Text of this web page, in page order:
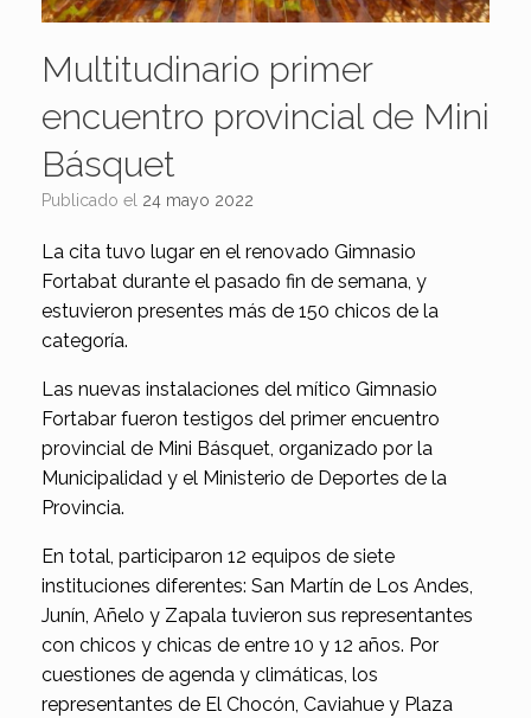
Multitudinario primer
encuentro provincial de Mini
Básquet
Publicado el 24 mayo 2022
La cita tuvo lugar en el renovado Gimnasio
Fortabat durante el pasado fin de semana, y
estuvieron presentes más de 150 chicos de la
categoría.
Las nuevas instalaciones del mítico Gimnasio
Fortabar fueron testigos del primer encuentro
provincial de Mini Básquet, organizado por la
Municipalidad y el Ministerio de Deportes de la
Provincia.
En total, participaron 12 equipos de siete
instituciones diferentes: San Martín de Los Andes,
Junín, Añelo y Zapala tuvieron sus representantes
con chicos y chicas de entre 10 y 12 años. Por
cuestiones de agenda y climáticas, los
representantes de El Chocón, Caviahue y Plaza